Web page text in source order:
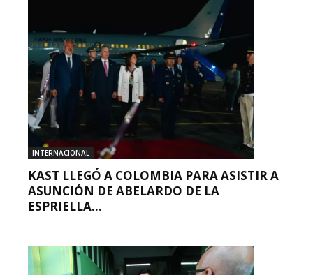
INTERNACIONAL
KAST LLEGÓ A COLOMBIA PARA ASISTIR A
ASUNCIÓN DE ABELARDO DE LA
ESPRIELLA...